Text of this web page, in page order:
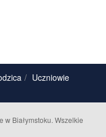
Uczniowie
w Białymstoku. Wszelkie